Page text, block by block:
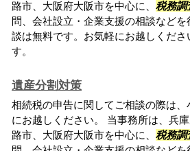
路市、大阪府大阪市を中心に、 税務調
問、会社設立・企業支援の相談など
談は無料です。お気軽にお越しくださ
す。
遺産分割対策
相続税の申告に関してご相談の際は
にお越しください。 当事務所は、兵
路市、大阪府大阪市を中心に、 税務調